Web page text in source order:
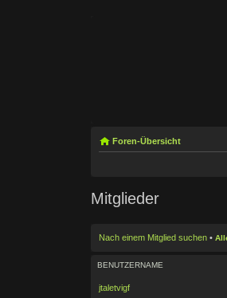
Foren-Übersicht
Mitglieder
Nach einem Mitglied suchen •
BENUTZERNAME
jtaletvigf